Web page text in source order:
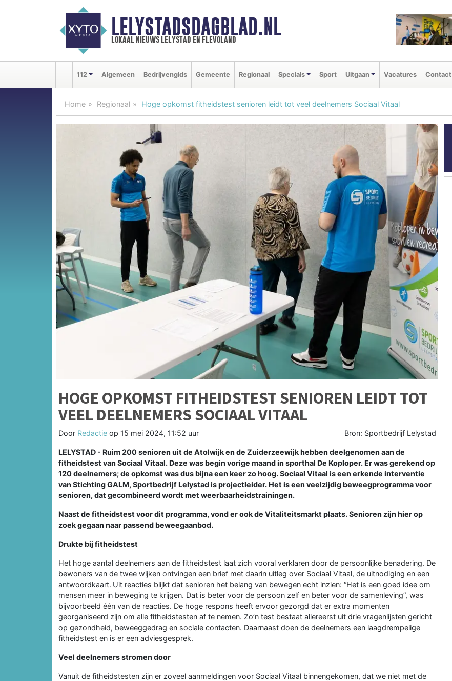
LELYSTADSDAGBLAD.NL
lokaal nieuws lelystad en flevoland
112 Algemeen Bedrijvengids Gemeente Regionaal Specials Sport Uitgaan Vacatures Contact
Home Regionaal Hoge opkomst fitheidstest senioren leidt tot veel deelnemers Sociaal Vitaal
HOGE OPKOMST FITHEIDSTEST SENIOREN LEIDT TOT
VEEL DEELNEMERS SOCIAAL VITAAL
Door Redactie op 15 mei 2024, 11:52 uur Bron: Sportbedrijf Lelystad
LELYSTAD - Ruim 200 senioren uit de Atolwijk en de Zuiderzeewijk hebben deelgenomen aan de
fitheidstest van Sociaal Vitaal. Deze was begin vorige maand in sporthal De Koploper. Er was gerekend op
120 deelnemers; de opkomst was dus bijna een keer zo hoog. Sociaal Vitaal is een erkende interventie
van Stichting GALM, Sportbedrijf Lelystad is projectleider. Het is een veelzijdig beweegprogramma voor
senioren, dat gecombineerd wordt met weerbaarheidstrainingen.
Naast de fitheidstest voor dit programma, vond er ook de Vitaliteitsmarkt plaats. Senioren zijn hier op
zoek gegaan naar passend beweegaanbod.
Drukte bij fitheidstest
Het hoge aantal deelnemers aan de fitheidstest laat zich vooral verklaren door de persoonlijke benadering. De
bewoners van de twee wijken ontvingen een brief met daarin uitleg over Sociaal Vitaal, de uitnodiging en een
antwoordkaart. Uit reacties blijkt dat senioren het belang van bewegen echt inzien: “Het is een goed idee om
mensen meer in beweging te krijgen. Dat is beter voor de persoon zelf en beter voor de samenleving”, was
bijvoorbeeld één van de reacties. De hoge respons heeft ervoor gezorgd dat er extra momenten
georganiseerd zijn om alle fitheidstesten af te nemen. Zo’n test bestaat allereerst uit drie vragenlijsten gericht
op gezondheid, beweeggedrag en sociale contacten. Daarnaast doen de deelnemers een laagdrempelige
fitheidstest en is er een adviesgesprek.
Veel deelnemers stromen door
Vanuit de fitheidstesten zijn er zoveel aanmeldingen voor Sociaal Vitaal binnengekomen, dat we niet met de